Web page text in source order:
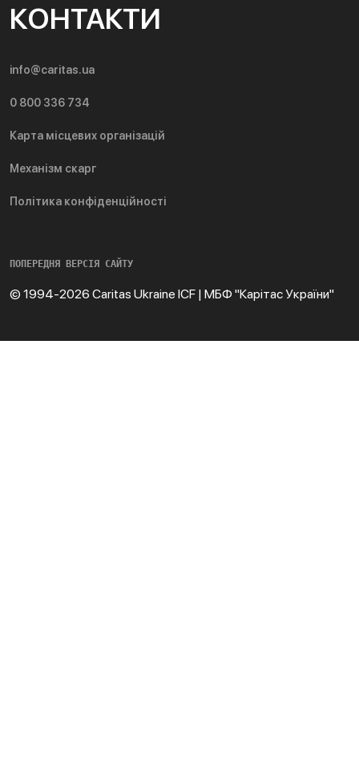
КОНТАКТИ
info@caritas.ua
0 800 336 734
Карта місцевих організацій
Механізм скарг
Політика конфіденційності
ПОПЕРЕДНЯ ВЕРСІЯ САЙТУ
© 1994-2026 Caritas Ukraine ICF | МБФ "Карітас України"